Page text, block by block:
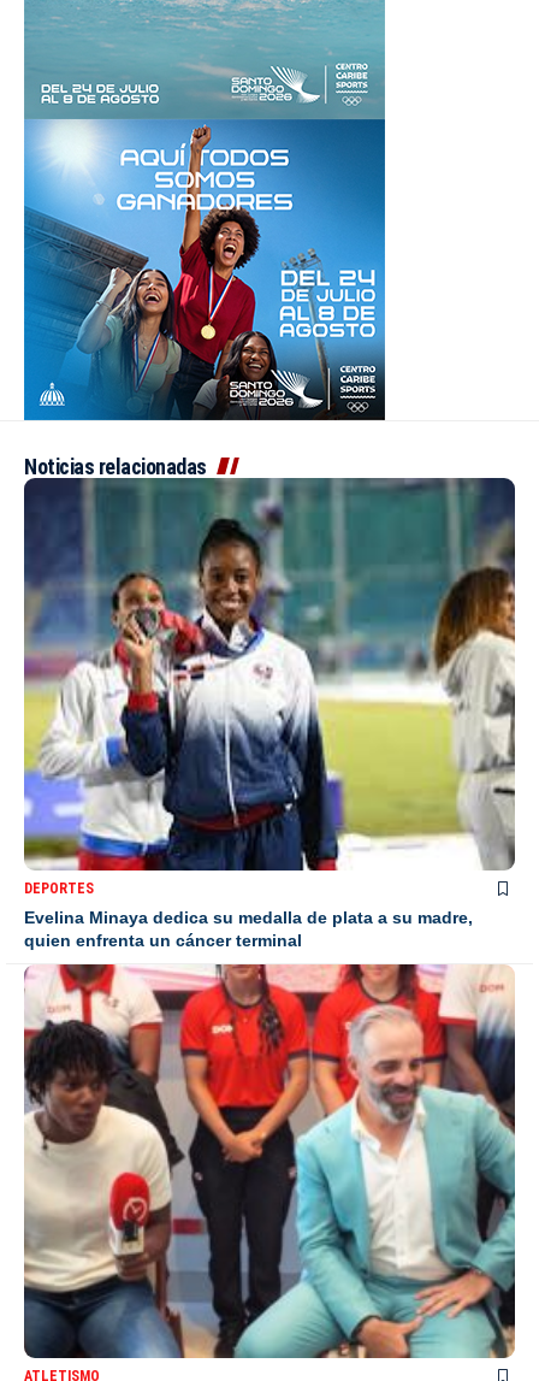
Noticias relacionadas
DEPORTES
Evelina Minaya dedica su medalla de plata a su madre,
quien enfrenta un cáncer terminal
ATLETISMO